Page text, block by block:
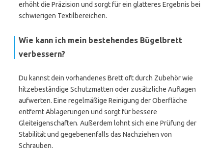
erhöht die Präzision und sorgt für ein glatteres Ergebnis bei
schwierigen Textilbereichen.
Wie kann ich mein bestehendes Bügelbrett
verbessern?
Du kannst dein vorhandenes Brett oft durch Zubehör wie
hitzebeständige Schutzmatten oder zusätzliche Auflagen
aufwerten. Eine regelmäßige Reinigung der Oberfläche
entfernt Ablagerungen und sorgt für bessere
Gleiteigenschaften. Außerdem lohnt sich eine Prüfung der
Stabilität und gegebenenfalls das Nachziehen von
Schrauben.